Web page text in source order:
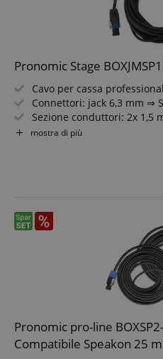
Pronomic Stage
Cavo per cassa
Connettori: jack 6,3 mm ⇒
Sezione conduttori: 2x 1,5
Connettori di alta qualità
mostra di più
Pronomic pro-line
Compatibile Speakon 25